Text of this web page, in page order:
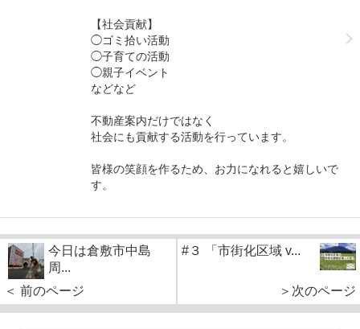
【社会貢献】
◯ゴミ拾い活動
◯子育ての活動
◯親子イベント
などなど
不動産案内だけではなく
社会にも貢献する活動を行っています。
皆様の笑顔を作るため、お力になれると嬉しいで
す。
今日は倉敷市中島
周...
＜ 前のページ
#３ 「市街化区域 v...
＞次のページ